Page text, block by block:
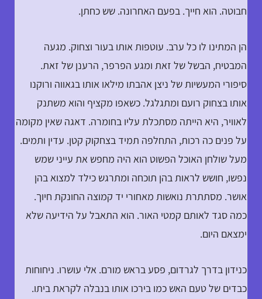
חבוטה. הוא חייך. בפעם האחרונה. שש כחתן.
הן המתינו לו כל ערב. עוטפות אותו בעור וצחוק. מגעה
המבטיח, הבשל של זאת ומגע הפרפר, הרענן של זאת.
סיפורי המעשיות של ניצן אהבתו מילאו אותו בגאווה ורוקנו
אותו בצחוק רועם ומתגלגל. כשאפו מקציף והוא משתנק
לאוויר, היא הייתה מסתכלת עליו בחומרה. דאגה שאין מקומה
על פנים כה רכות, התחלפה תמיד בצחקוק קטן. עדין ותמים.
מעל שולחן האוכל הפשוט הוא היה מחפש את עייני שמש
נפשו, חושש לראות בהן תוכחה ומתרגש כילד למצוא בהן
אושר. מסתתרת נואשות מאחורי יד קמוצה החונקת חיוך.
כמה סגד לאותם קמטי האור. הוא התאבל על הידיעה שלא
ימצאם היום.
כנידון בדרך לגרדום, פסע בראש מורם. אלי עושרו. ניחוחות
כבדים של טעם האש כמו בירכו אותו בנבלה לקראת ביתו.